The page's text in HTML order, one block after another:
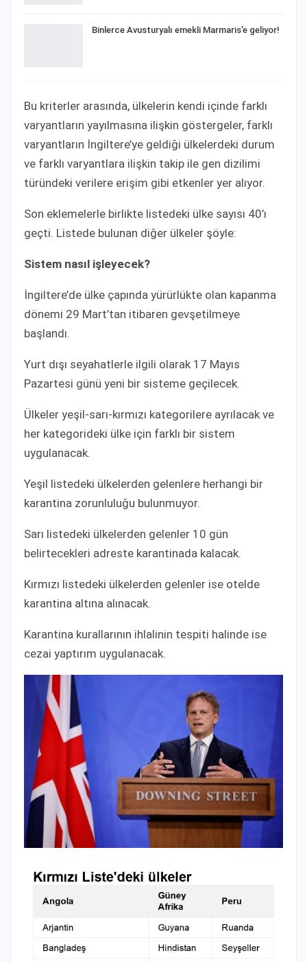
Binlerce Avusturyalı emekli Marmaris’e geliyor!
Bu kriterler arasında, ülkelerin kendi içinde farklı
varyantların yayılmasına ilişkin göstergeler, farklı
varyantların İngiltere’ye geldiği ülkelerdeki durum
ve farklı varyantlara ilişkin takip ile gen dizilimi
türündeki verilere erişim gibi etkenler yer alıyor.
Son eklemelerle birlikte listedeki ülke sayısı 40’ı
geçti. Listede bulunan diğer ülkeler şöyle:
Sistem nasıl işleyecek?
İngiltere’de ülke çapında yürürlükte olan kapanma
dönemi 29 Mart’tan itibaren gevşetilmeye
başlandı.
Yurt dışı seyahatlerle ilgili olarak 17 Mayıs
Pazartesi günü yeni bir sisteme geçilecek.
Ülkeler yeşil-sarı-kırmızı kategorilere ayrılacak ve
her kategorideki ülke için farklı bir sistem
uygulanacak.
Yeşil listedeki ülkelerden gelenlere herhangi bir
karantina zorunluluğu bulunmuyor.
Sarı listedeki ülkelerden gelenler 10 gün
belirtecekleri adreste karantinada kalacak.
Kırmızı listedeki ülkelerden gelenler ise otelde
karantina altına alınacak.
Karantina kurallarının ihlalinin tespiti halinde ise
cezai yaptırım uygulanacak.